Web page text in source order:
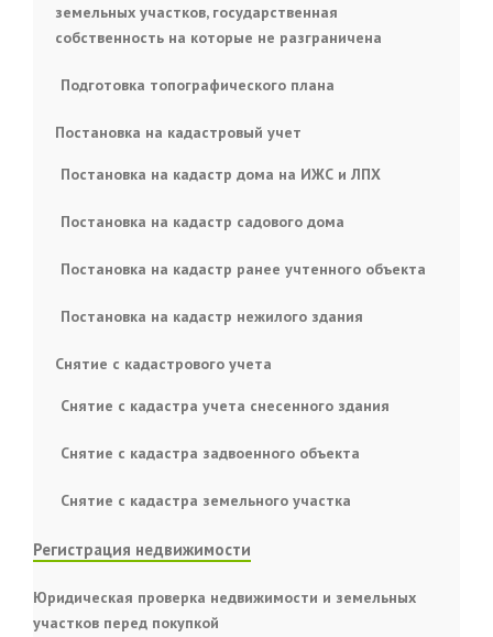
земельных участков, государственная
собственность на которые не разграничена
Подготовка топографического плана
Постановка на кадастровый учет
Постановка на кадастр дома на ИЖС и ЛПХ
Постановка на кадастр садового дома
Постановка на кадастр ранее учтенного объекта
Постановка на кадастр нежилого здания
Снятие с кадастрового учета
Снятие с кадастра учета снесенного здания
Снятие с кадастра задвоенного объекта
Снятие с кадастра земельного участка
Регистрация недвижимости
Юридическая проверка недвижимости и земельных
участков перед покупкой